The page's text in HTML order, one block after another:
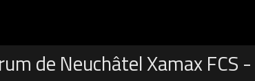
de Neuchâtel Xamax